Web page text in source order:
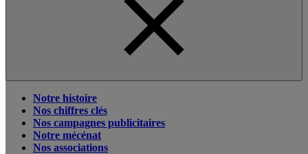
Notre histoire
Nos chiffres clés
Nos campagnes publicitaires
Notre mécénat
Nos associations